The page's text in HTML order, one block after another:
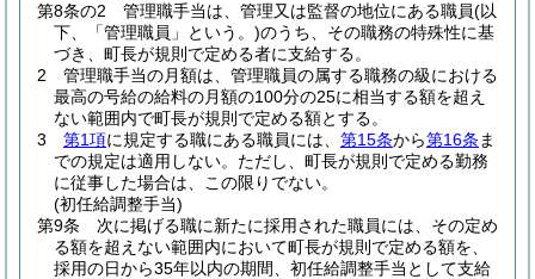
第8条の2
管理職手当は、管理又は監督の地位にある職員(以
下、「管理職員」という。)のうち、その職務の特殊性に基
づき、町長が規則で定める者に支給する。
2
管理職手当の月額は、管理職員の属する職務の級における
最高の号給の給料の月額の100分の25に相当する額を超え
ない範囲内で町長が規則で定める額とする。
3
第1項に規定する職にある職員には、 第15条から第16条 ま
での規定は適用しない。 ただし、町長が規則で定める勤務
に従事した場合は、この限りでない。
(初任給調整手当)
第9条
次に掲げる職に新たに採用された職員には、その定め
る額を超えない範囲内において町長が規則で定める額を、
採用の日から35年以内の期間、初任給調整手当として支給